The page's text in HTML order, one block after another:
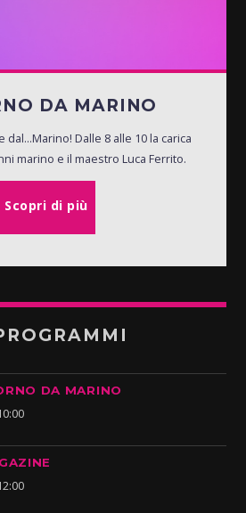
DA MARINO
Dalle 8 alle 10 la carica
marino e il maestro Luca Ferrito.
Scopri di più
DA MARINO